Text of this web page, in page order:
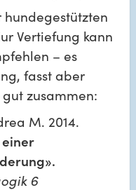
hundegestützten
Vertiefung kann
– es
fasst aber
zusammen:
M. 2014.
6